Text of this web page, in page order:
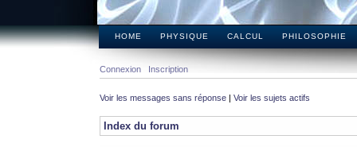
HOME PHYSIQUE CALCUL PHILOSOPHIE
Connexion Inscription
Voir les messages sans réponse | Voir les sujets actifs
Index du forum